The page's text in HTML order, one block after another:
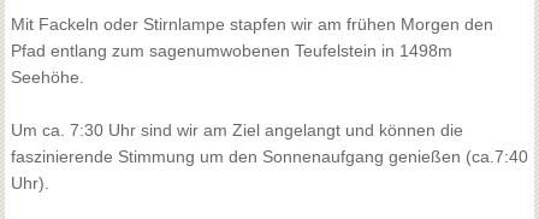
Mit Fackeln oder Stirnlampe stapfen wir am frühen Morgen den
Pfad entlang zum sagenumwobenen Teufelstein in 1498m
Seehöhe.
Um ca. 7:30 Uhr sind wir am Ziel angelangt und können die
faszinierende Stimmung um den Sonnenaufgang genießen (ca.7:40
Uhr).